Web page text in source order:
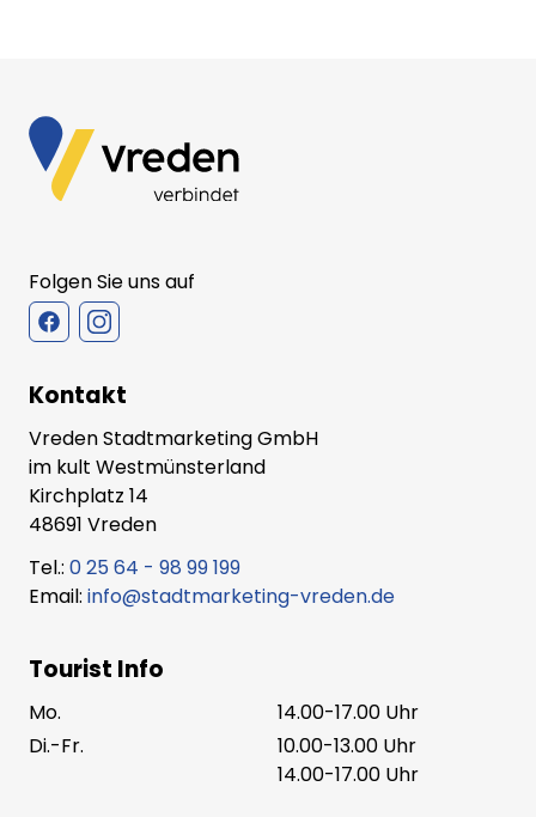
Folgen Sie uns auf
Kontakt
Vreden Stadtmarketing GmbH
im kult Westmünsterland
Kirchplatz 14
48691 Vreden
Tel.: 0 25 64 - 98 99 199
Email: info@stadtmarketing-vreden.de
Tourist Info
Mo.
14.00-17.00 Uhr
Di.-Fr.
10.00-13.00 Uhr
14.00-17.00 Uhr